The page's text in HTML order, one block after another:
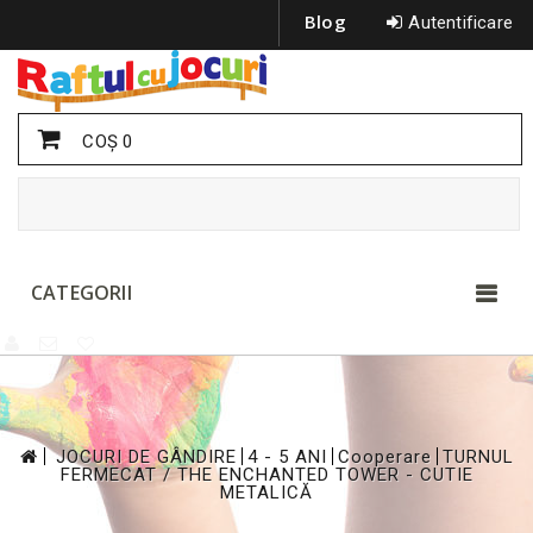
Autentificare
Blog
COŞ0
CATEGORII
>
JOCURI DE GÂNDIRE 4 - 5 ANI
Cooperare TURNUL
FERMECAT / THE ENCHANTED TOWER - CUTIE
METALICĂ